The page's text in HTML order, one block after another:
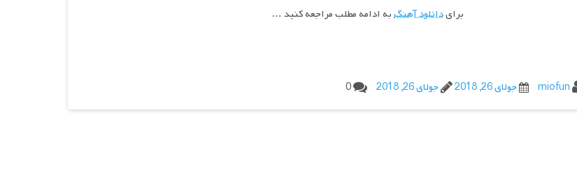
برایدانلود آهنگبه ادامه مطلب مراجعه کنید …
miofun جولای 26, 2018 جولای 26, 2018 0